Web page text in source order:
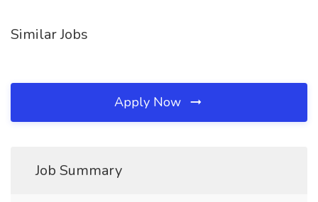
Similar Jobs
Apply Now
Job Summary